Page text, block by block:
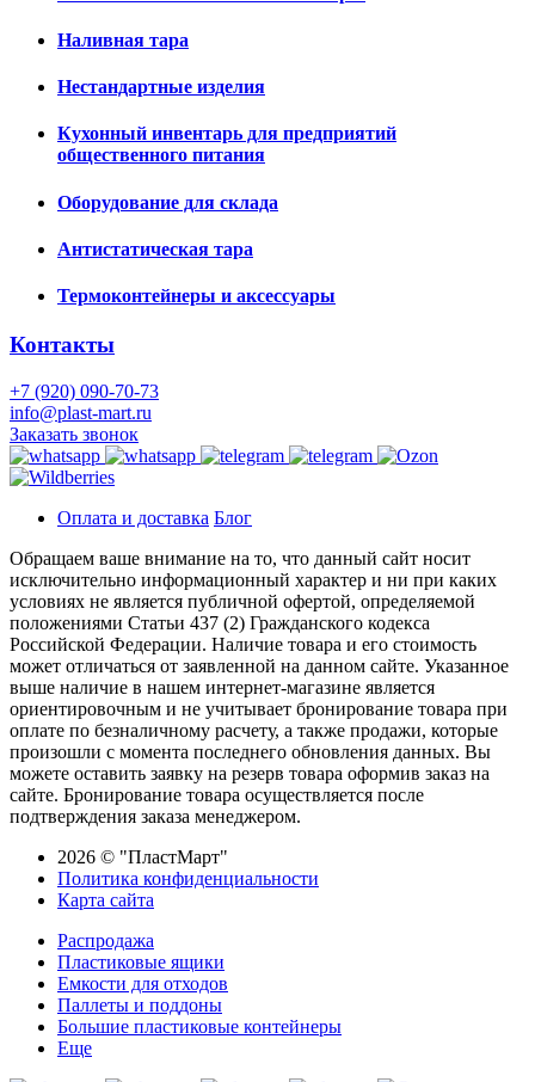
Наливная тара
Нестандартные изделия
Кухонный инвентарь для предприятий
общественного питания
Оборудование для склада
Антистатическая тара
Термоконтейнеры и аксессуары
Контакты
+7 (920) 090-70-73
info@plast-mart.ru
Заказать звонок
Оплата и доставка Блог
Обращаем ваше внимание на то, что данный сайт носит
исключительно информационный характер и ни при каких
условиях не является публичной офертой, определяемой
положениями Статьи 437 (2) Гражданского кодекса
Российской Федерации. Наличие товара и его стоимость
может отличаться от заявленной на данном сайте. Указанное
выше наличие в нашем интернет-магазине является
ориентировочным и не учитывает бронирование товара при
оплате по безналичному расчету, а также продажи, которые
произошли с момента последнего обновления данных. Вы
можете оставить заявку на резерв товара оформив заказ на
сайте. Бронирование товара осуществляется после
подтверждения заказа менеджером.
2026 © "ПластМарт"
Политика конфиденциальности
Карта сайта
Распродажа
Пластиковые ящики
Емкости для отходов
Паллеты и поддоны
Большие пластиковые контейнеры
Еще